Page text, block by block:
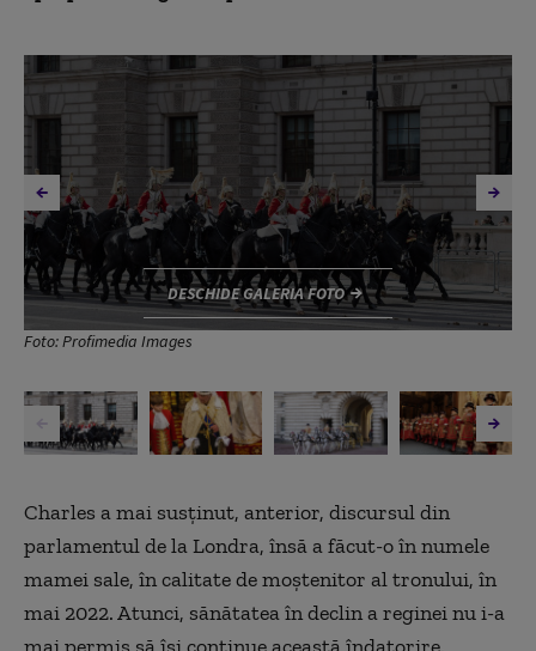
Foto: Profimedia Images
DESCHIDE GALERIA FOTO
Charles a mai susținut, anterior, discursul din
parlamentul de la Londra, însă a făcut-o în numele
mamei sale, în calitate de moștenitor al tronului, în
mai 2022. Atunci, sănătatea în declin a reginei nu i-a